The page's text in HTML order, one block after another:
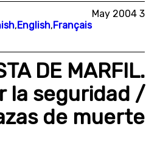
3 May 2004
,English,Français
DE MARFIL.
la seguridad /
de muerte